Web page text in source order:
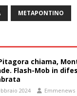
METAPONTINO
chiama,
Flash-Mob in
2024 Emmenews